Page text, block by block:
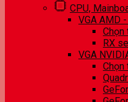
CPU,
VGA AMD
Chọn
RX
VGA
Chọn